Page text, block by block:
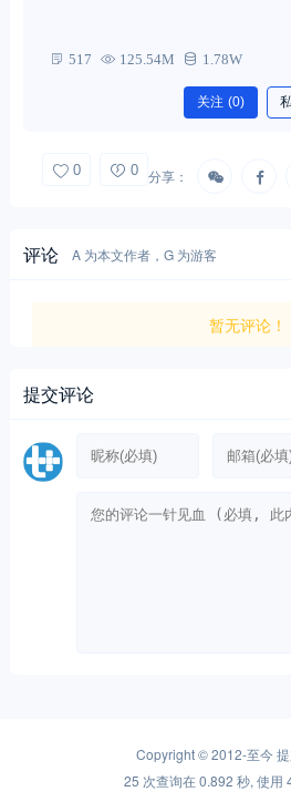
517 125.54M 1.78W
关注 (0)
0 0 分享：
评论 A 为本文作者，G 为游客
暂无评论！
提交评论
Copyright © 2012-至今
25 次查询在 0.892 秒, 使用